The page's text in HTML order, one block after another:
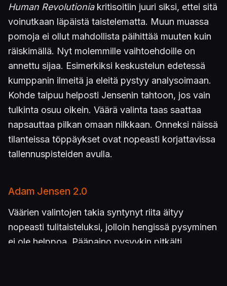
Human Revolutioniakritisoitiin juuri siksi, ettei sitä
voinutkaan läpäistä taistelematta. Muun muassa
pomoja ei ollut mahdollista päihittää muuten kuin
räiskimällä. Nyt molemmille vaihtoehdoille on
annettu sijaa. Esimerkiksi keskustelun edetessä
kumppanin ilmeitä ja eleitä pystyy analysoimaan.
Kohde taipuu helposti Jensenin tahtoon, jos vain
tulkinta osuu oikein. Väärä valinta taas saattaa
napsauttaa pilkan omaan nilkkaan. Onneksi näissä
tilanteissa töppäykset ovat nopeasti korjattavissa
tallennuspisteiden avulla.
Adam Jensen 2.0
Väärien valintojen takia syntynyt riita äityy
nopeasti tulitaisteluksi, jolloin hengissä pysyminen
ei ole helppoa. Pääpaino pysyykin pitkälti